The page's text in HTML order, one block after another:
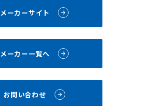
メーカーサイト
メーカー一覧へ
お問い合わせ